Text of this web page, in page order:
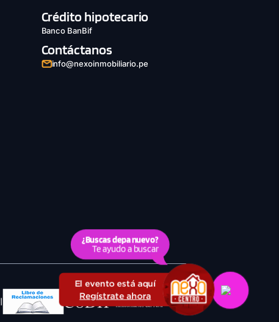
El evento está aquí
Regístrate ahora
Crédito hipotecario
Banco BanBif
Contáctanos
info@nexoinmobiliario.pe
|
¿Buscas depa nuevo?
Te ayudo a buscar